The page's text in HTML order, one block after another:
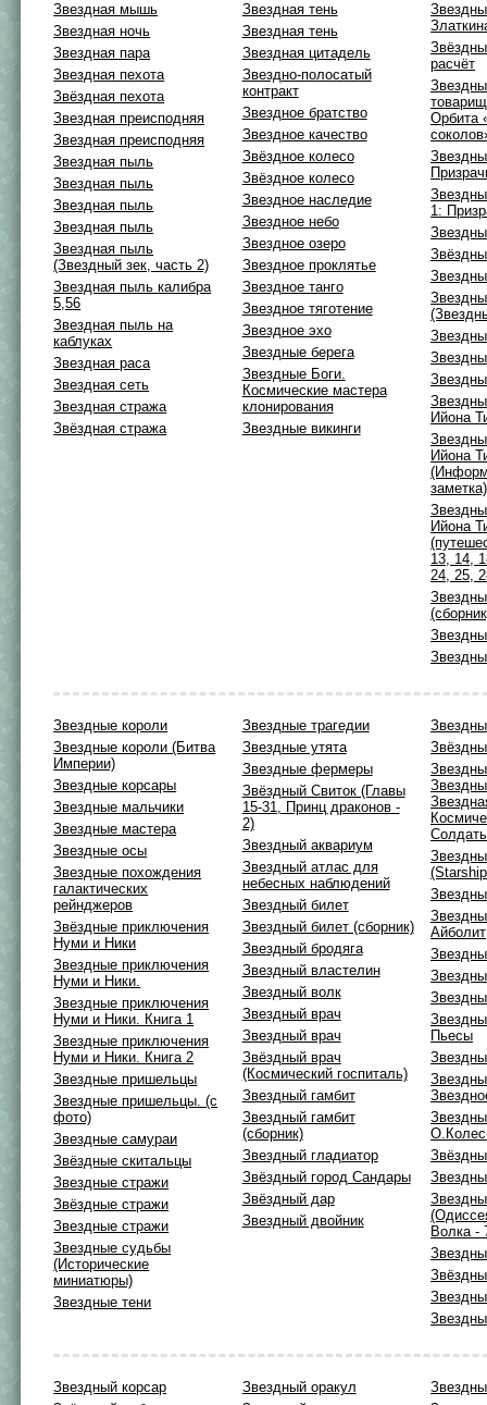
Звездная мышь
Звездная ночь
Звездная пара
Звездная пехота
Звёздная пехота
Звездная преисподняя
Звездная преисподняя
Звездная пыль
Звездная пыль
Звездная пыль
Звездная пыль
Звездная пыль
(Звездный зек, часть 2)
Звездная пыль калибра
5,56
Звездная пыль на
каблуках
Звездная раса
Звездная сеть
Звездная стража
Звёздная стража
Звездная тень
Звездная тень
Звездная цитадель
Звездно-полосатый
контракт
Звездное братство
Звездное качество
Звёздное колесо
Звёздное колесо
Звездное наследие
Звездное небо
Звездное озеро
Звездное проклятье
Звездное танго
Звездное тяготение
Звездное эхо
Звездные берега
Звездные Боги.
Космические мастера
клонирования
Звездные викинги
расчёт
Орбита
1:
Ийона
Ийона
заметка)
Ийона
13, 14,
24, 25,
Звездные короли
Звездные короли (Битва
Империи)
Звездные корсары
Звездные мальчики
Звездные мастера
Звездные осы
Звездные похождения
галактических
рейнджеров
Звёздные приключения
Нуми и Ники
Звездные приключения
Нуми и Ники.
Звездные приключения
Нуми и Ники. Книга 1
Звездные приключения
Нуми и Ники. Книга 2
Звездные пришельцы
Звездные пришельцы. (с
фото)
Звездные самураи
Звёздные скитальцы
Звездные стражи
Звёздные стражи
Звездные стражи
Звездные судьбы
(Исторические
миниатюры)
Звездные тени
Звездные трагедии
Звездные утята
Звездные фермеры
Звёздный Cвиток (Главы
15-31, Принц драконов -
2)
Звездный аквариум
Звездный атлас для
небесных наблюдений
Звездный билет
Звездный билет (сборник)
Звездный бродяга
Звездный властелин
Звездный волк
Звездный врач
Звездный врач
Звёздный врач
(Космический госпиталь)
Звездный гамбит
Звездный гамбит
(сборник)
Звездный гладиатор
Звёздный город Сандары
Звёздный дар
Звездный двойник
Айболит
Пьесы
Волка -
Звездный корсар
Звездный оракул